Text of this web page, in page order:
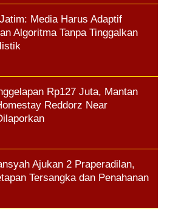
Media Harus Adaptif
Algoritma Tanpa Tinggalkan
Rp127 Juta, Mantan
Reddorz Near
Ajukan 2 Praperadilan,
Tersangka dan Penahanan